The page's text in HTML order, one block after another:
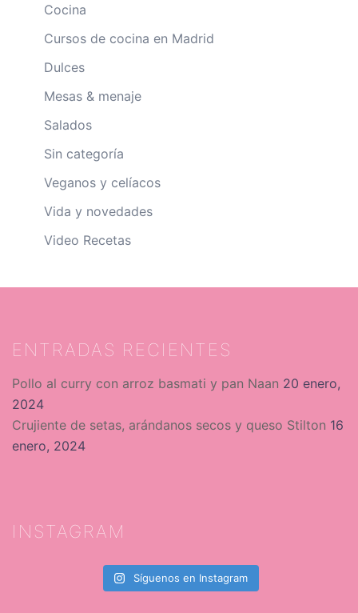
Cocina
Cursos de cocina en Madrid
Dulces
Mesas & menaje
Salados
Sin categoría
Veganos y celíacos
Vida y novedades
Video Recetas
ENTRADAS RECIENTES
Pollo al curry con arroz basmati y pan Naan 20 enero,
2024
Crujiente de setas, arándanos secos y queso Stilton 16
enero, 2024
INSTAGRAM
Síguenos en Instagram